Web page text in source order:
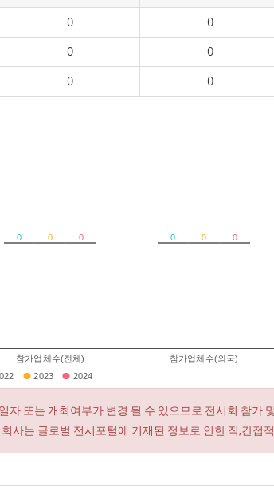
0 0
0 0
0 0
0 0
0 0
0 0
참가업체수(전체) 참가업체수(외국)
2023 2024
자 또는 개최여부가 변경 될 수 있으므로 전시회 참가
사는 글로벌 전시포털에 기재된 정보로 인한 직,간접